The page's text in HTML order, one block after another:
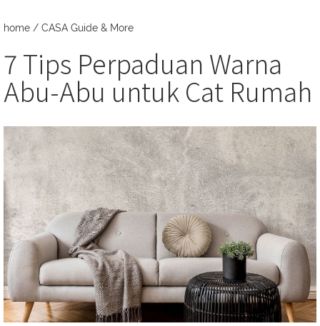
home / CASA Guide & More
7 Tips Perpaduan Warna
Abu-Abu untuk Cat Rumah